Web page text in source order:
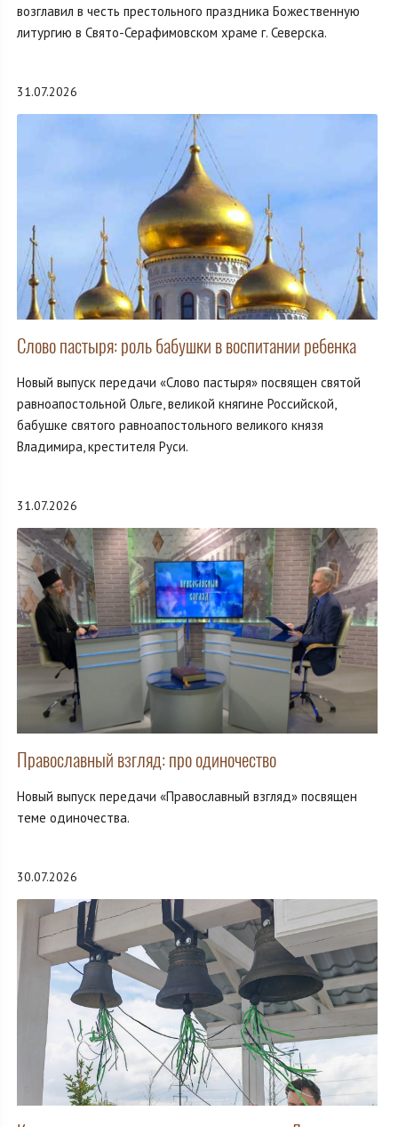
возглавил в честь престольного праздника Божественную
литургию в Свято-Серафимовском храме г. Северска.
31.07.2026
Слово пастыря: роль бабушки в воспитании ребенка
Новый выпуск передачи «Слово пастыря» посвящен святой
равноапостольной Ольге, великой княгине Российской,
бабушке святого равноапостольного великого князя
Владимира, крестителя Руси.
31.07.2026
Православный взгляд: про одиночество
Новый выпуск передачи «Православный взгляд» посвящен
теме одиночества.
30.07.2026